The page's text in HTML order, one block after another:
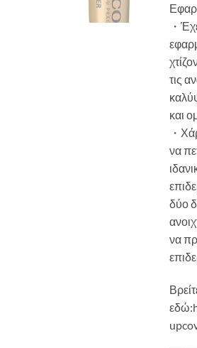
・
τις
και
・
να
δύο
να